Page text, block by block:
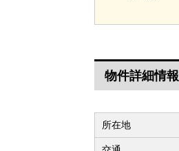
物件詳細情報
所在地